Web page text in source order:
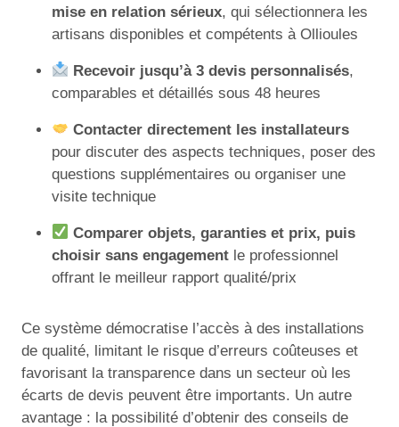
mise en relation sérieux, qui sélectionnera les
artisans disponibles et compétents à Ollioules
Recevoir jusqu’à 3 devis personnalisés,
comparables et détaillés sous 48 heures
Contacter directement les installateurs
pour discuter des aspects techniques, poser des
questions supplémentaires ou organiser une
visite technique
Comparer objets, garanties et prix, puis
choisir sans engagement le professionnel
offrant le meilleur rapport qualité/prix
Ce système démocratise l’accès à des installations
de qualité, limitant le risque d’erreurs coûteuses et
favorisant la transparence dans un secteur où les
écarts de devis peuvent être importants. Un autre
avantage : la possibilité d’obtenir des conseils de